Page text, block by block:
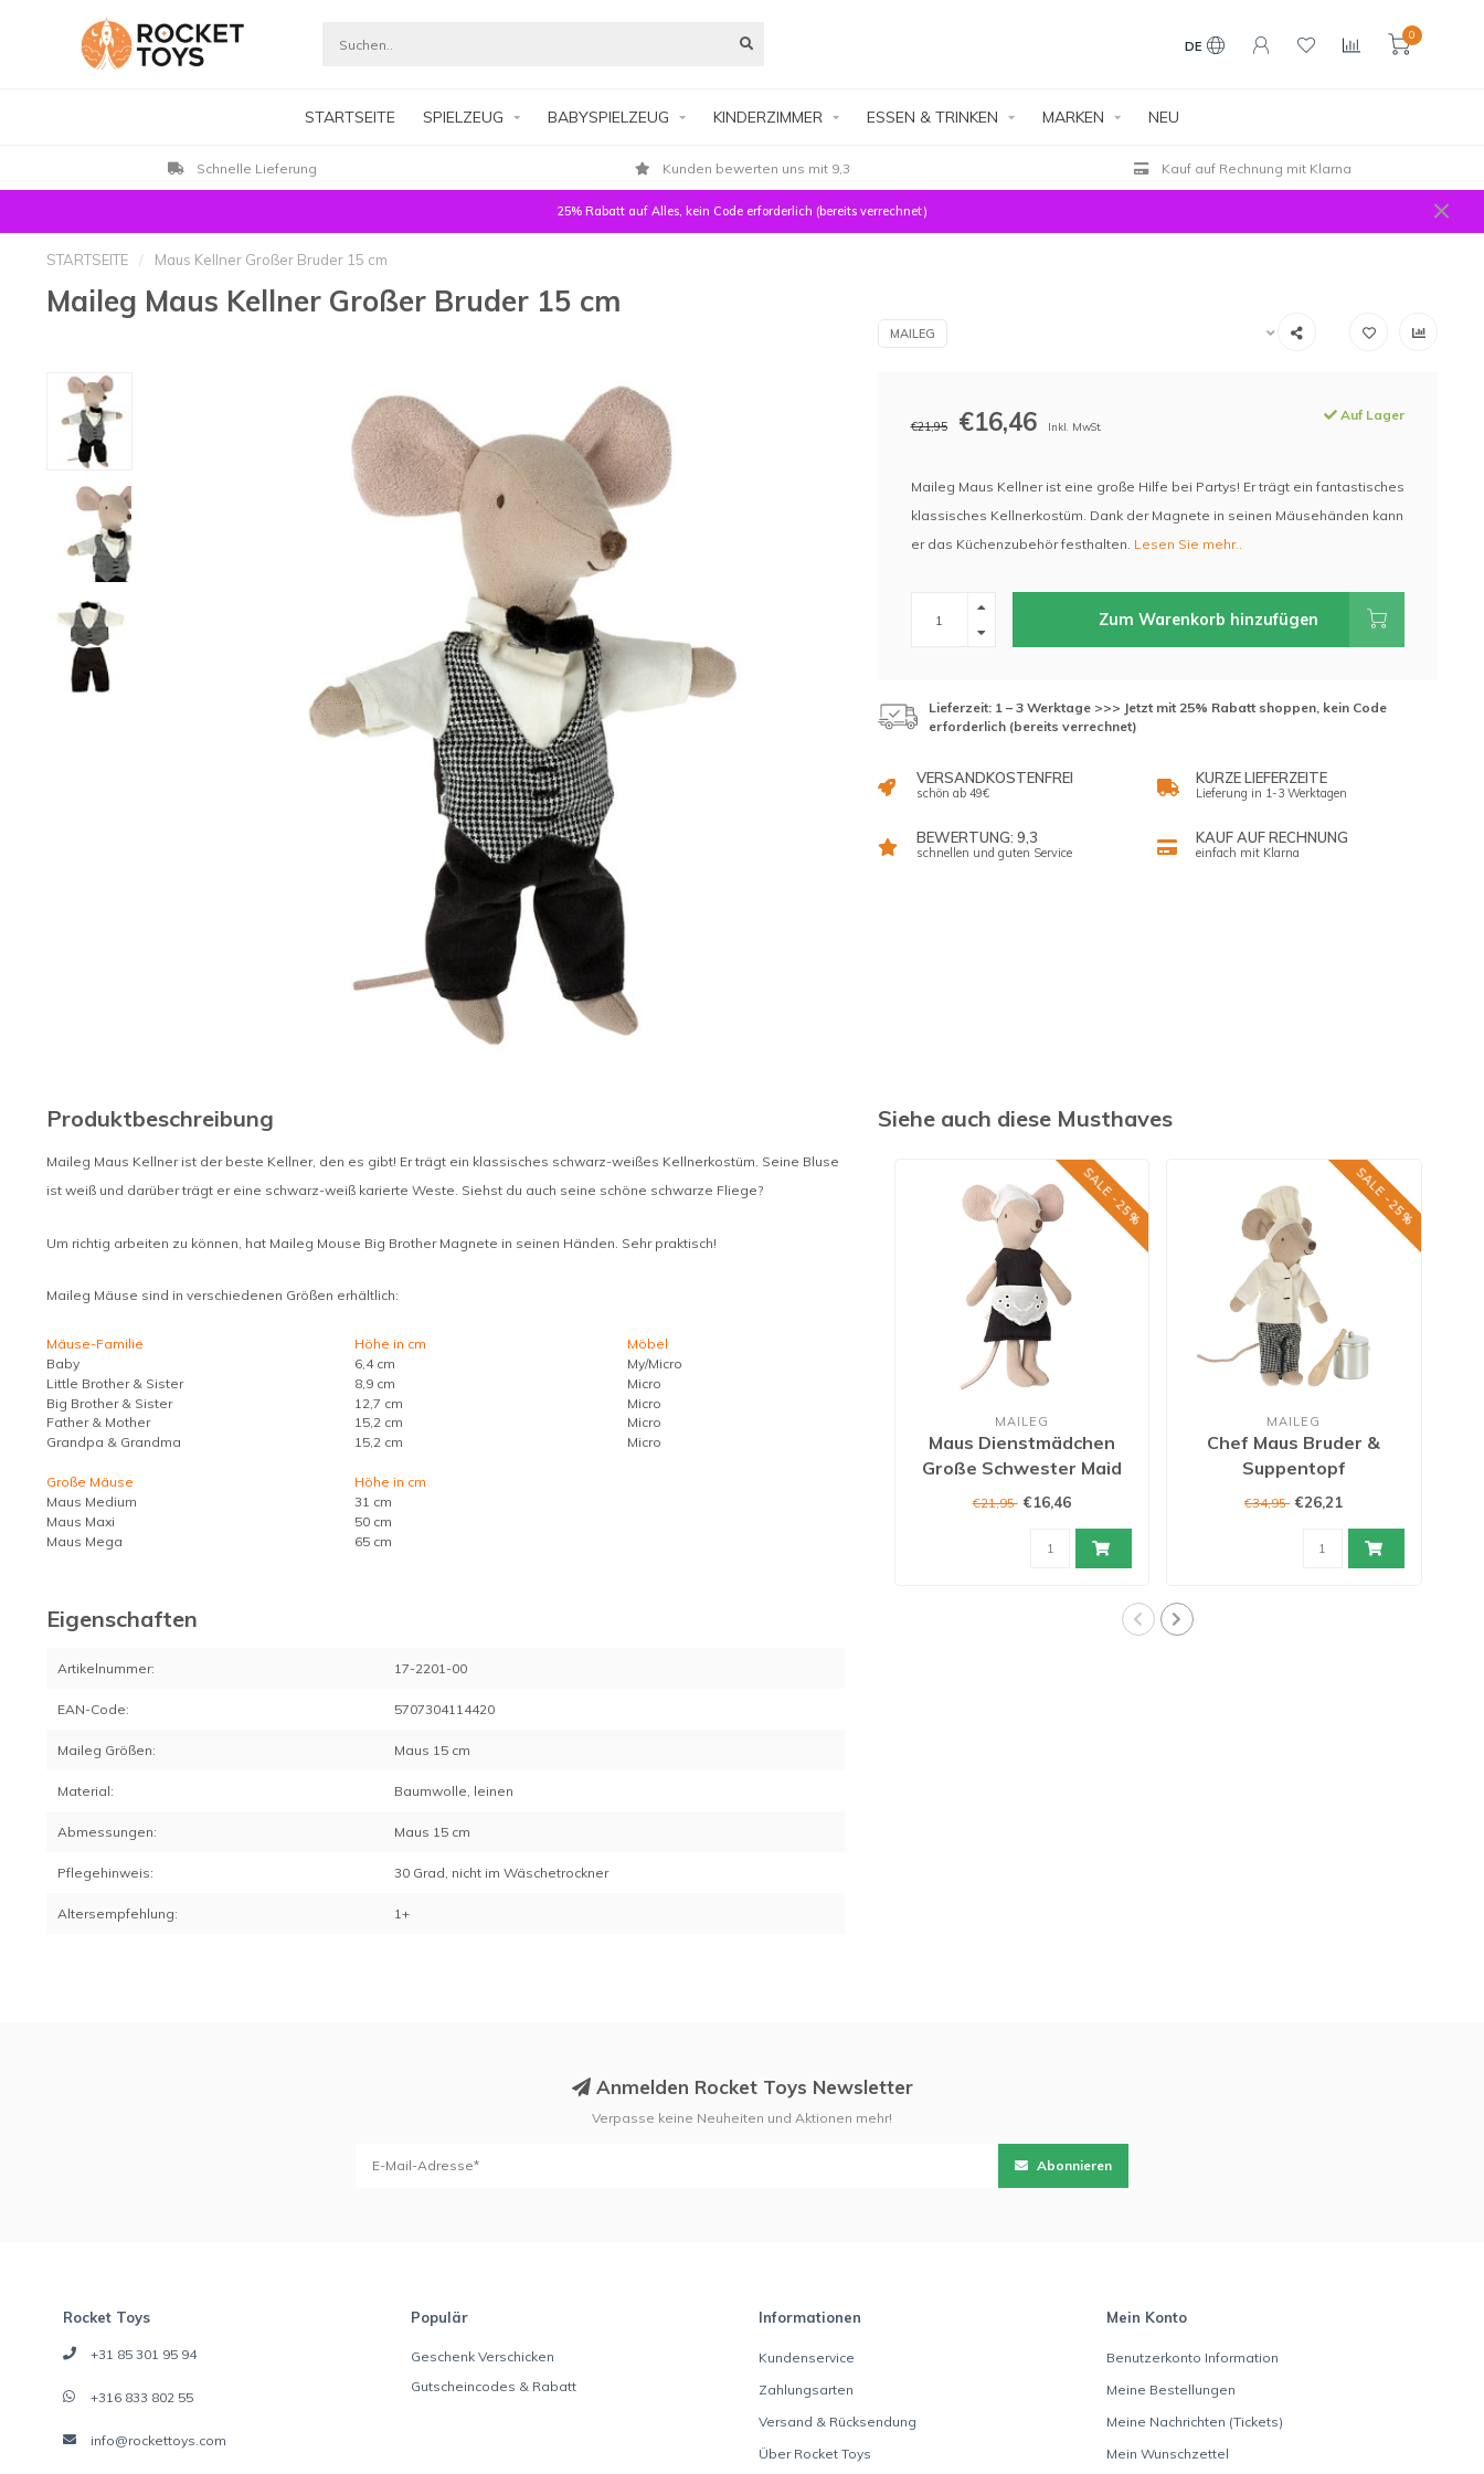
DE
0
STARTSEITE SPIELZEUG BABYSPIELZEUG KINDERZIMMER ESSEN & TRINKEN MARKEN NEU
Schnelle Lieferung Kunden bewerten uns mit 9,3 Kauf auf Rechnung mit Klarna
25% Rabatt auf Alles, kein Code erforderlich (bereits verrechnet)
STARTSEITE / Maus Kellner Großer Bruder 15 cm
Maileg Maus Kellner Großer Bruder 15 cm
MAILEG
€21,95 €16,46 Inkl. MwSt.
Auf Lager
Maileg Maus Kellner ist eine große Hilfe bei Partys! Er trägt ein fantastisches
klassisches Kellnerkostüm. Dank der Magnete in seinen Mäusehänden kann
er das Küchenzubehör festhalten. Lesen Sie mehr..
Zum Warenkorb hinzufügen
Lieferzeit: 1 – 3 Werktage >>> Jetzt mit 25% Rabatt shoppen, kein Code
erforderlich (bereits verrechnet)
VERSANDKOSTENFREI
schön ab 49€
KURZE LIEFERZEITE
Lieferung in 1-3 Werktagen
BEWERTUNG: 9,3
schnellen und guten Service
KAUF AUF RECHNUNG
einfach mit Klarna
Produktbeschreibung
Maileg Maus Kellner ist der beste Kellner, den es gibt! Er trägt ein klassisches schwarz-weißes Kellnerkostüm. Seine Bluse
ist weiß und darüber trägt er eine schwarz-weiß karierte Weste. Siehst du auch seine schöne schwarze Fliege?
Um richtig arbeiten zu können, hat Maileg Mouse Big Brother Magnete in seinen Händen. Sehr praktisch!
Maileg Mäuse sind in verschiedenen Größen erhältlich:
Mäuse-Familie Höhe in cm
Möbel
Baby
6,4 cm
My/Micro
Little Brother & Sister
8,9 cm
Micro
Big Brother & Sister
12,7 cm
Micro
Father & Mother
15,2 cm
Micro
Grandpa & Grandma
15,2 cm Micro
Große Mäuse
Höhe in cm
Maus Medium
31 cm
Maus Maxi
50 cm
Maus Mega
65 cm
Eigenschaften
Artikelnummer: 17-2201-00
EAN-Code: 5707304114420
Maileg Größen: Maus 15 cm
Material: Baumwolle, leinen
Abmessungen: Maus 15 cm
Pflegehinweis: 30 Grad, nicht im Wäschetrockner
Altersempfehlung: 1+
Siehe auch diese Musthaves
SALE -25%
MAILEG
Maus Dienstmädchen
Große Schwester Maid
€21,95 €16,46
SALE -25%
MAILEG
Chef Maus Bruder &
Suppentopf
€34,95 €26,21
Anmelden Rocket Toys Newsletter
Verpasse keine Neuheiten und Aktionen mehr!
Abonnieren
Rocket Toys
+31 85 301 95 94
+316 833 802 55
info@rockettoys.com
Populär
Geschenk Verschicken
Gutscheincodes & Rabatt
Informationen
Kundenservice
Zahlungsarten
Versand & Rücksendung
Über Rocket Toys
Mein Konto
Benutzerkonto Information
Meine Bestellungen
Meine Nachrichten (Tickets)
Mein Wunschzettel